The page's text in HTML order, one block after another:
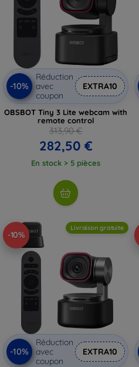
-10%
Réduction
avec
coupon
EXTRA10
OBSBOT Tiny 3 Lite webcam with
remote control
313,90 €
282,50 €
En stock > 5 pièces
-10%
Livraison gratuite
-10%
Réduction
avec
coupon
EXTRA10